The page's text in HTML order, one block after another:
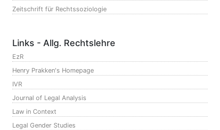
Zeitschrift für Rechtssoziologie
Links - Allg. Rechtslehre
EzR
Henry Prakken's Homepage
IVR
Journal of Legal Analysis
Law in Context
Legal Gender Studies